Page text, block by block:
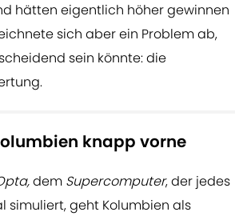
hätten eigentlich höher gewinnen
sich aber ein Problem ab,
sein könnte: die
knapp vorne
dem Supercomputer, der jedes
simuliert, geht Kolumbien als